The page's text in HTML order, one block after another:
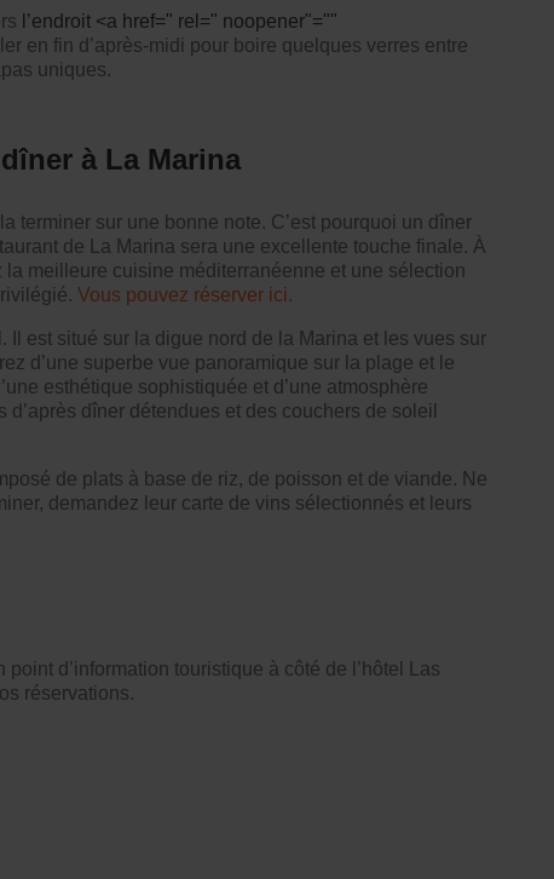
l’endroit <a href=" rel=" noopener"=""
en fin d’après-midi pour boire quelques verres entre
uniques.
à La Marina
terminer sur une bonne note. C’est pourquoi un dîner
de La Marina sera une excellente touche finale. À
meilleure cuisine méditerranéenne et une sélection
Vous pouvez réserver ici.
Il est situé sur la digue nord de la Marina et les vues sur
d’une superbe vue panoramique sur la plage et le
esthétique sophistiquée et d’une atmosphère
dîner détendues et des couchers de soleil
de plats à base de riz, de poisson et de viande. Ne
demandez leur carte de vins sélectionnés et leurs
point d’information touristique à côté de l’hôtel Las
réservations.